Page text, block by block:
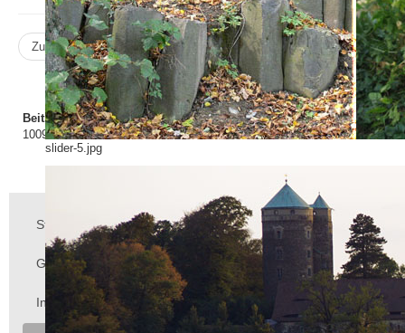
slider-5.jpg
Zurück Weiter
Beitragsaufrufe
1009564
Startseite
Grußwort
Informationen